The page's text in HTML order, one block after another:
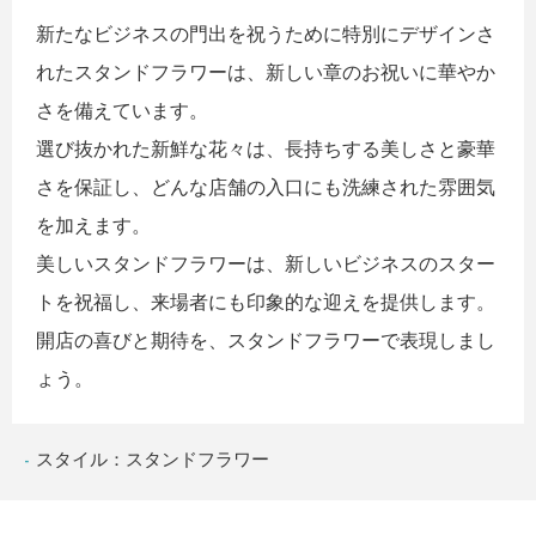
新たなビジネスの門出を祝うために特別にデザインさ
れたスタンドフラワーは、新しい章のお祝いに華やか
さを備えています。
選び抜かれた新鮮な花々は、長持ちする美しさと豪華
さを保証し、どんな店舗の入口にも洗練された雰囲気
を加えます。
美しいスタンドフラワーは、新しいビジネスのスター
トを祝福し、来場者にも印象的な迎えを提供します。
開店の喜びと期待を、スタンドフラワーで表現しまし
ょう。
スタイル：スタンドフラワー